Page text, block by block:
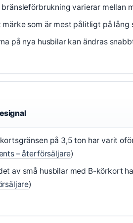
bränsleförbrukning varierar mellan
märke som är mest pålitligt på
på nya husbilar kan ändras
på 3,5 ton har varit
– återförsäljare)
av små husbilar med B-körkort
)